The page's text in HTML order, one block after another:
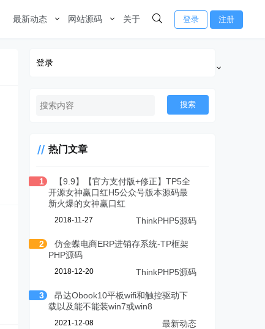
最新动态 网站源码 关于 登录 注册
登录
搜索
热门文章
1
【9.9】【官方支付版+修正】TP5全
开源女神赢口红H5公众号版本源码最
新火爆的女神赢口红
2018-11-27 ThinkPHP5源码
2
仿金蝶电商ERP进销存系统-TP框架
PHP源码
2018-12-20 ThinkPHP5源码
3
昂达Obook10平板wifi和触控驱动下
载以及能不能装win7或win8
2021-12-08 最新动态